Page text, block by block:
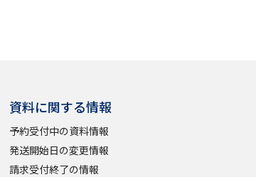
デジタルパンフレット
資料に関する情報
予約受付中の資料情報
発送開始日の変更情報
請求受付終了の情報